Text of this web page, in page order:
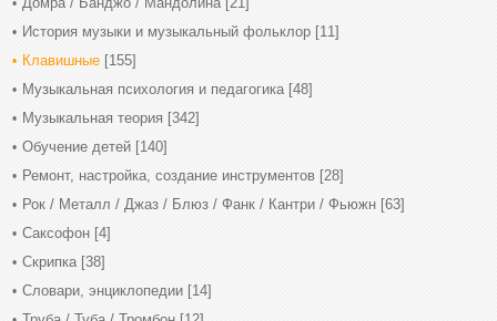
История музыки и музыкальный фольклор [11]
Клавишные [155]
Музыкальная психология и педагогика [48]
Музыкальная теория [342]
Обучение детей [140]
Ремонт, настройка, создание инструментов [28]
Рок / Металл / Джаз / Блюз / Фанк / Кантри / Фьюжн [63]
Саксофон [4]
Скрипка [38]
Словари, энциклопедии [14]